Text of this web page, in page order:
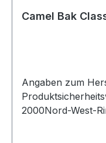
Camel Bak
Angaben zum
2000Nord-West-